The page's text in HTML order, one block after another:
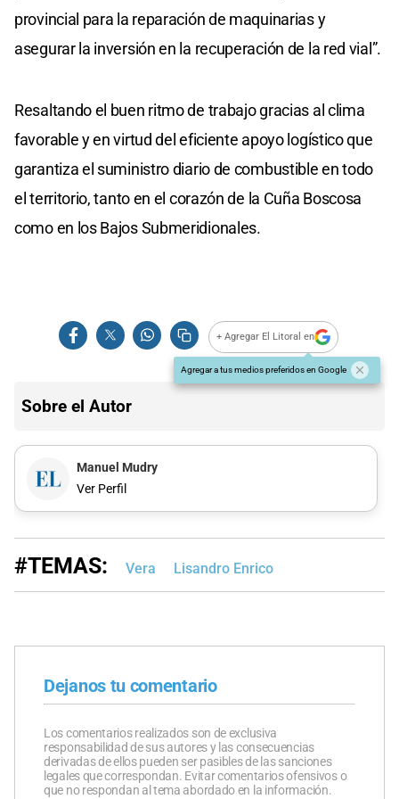
provincial para la reparación de maquinarias y
asegurar la inversión en la recuperación de la red vial”.
Resaltando el buen ritmo de trabajo gracias al clima
favorable y en virtud del eficiente apoyo logístico que
garantiza el suministro diario de combustible en todo
el territorio, tanto en el corazón de la Cuña Boscosa
como en los Bajos Submeridionales.
+ Agregar El Litoral en
Agregar a tus medios preferidos en Google
Sobre el Autor
Manuel Mudry
Ver Perfil
#TEMAS: Vera Lisandro Enrico
Dejanos tu comentario
Los comentarios realizados son de exclusiva
responsabilidad de sus autores y las consecuencias
derivadas de ellos pueden ser pasibles de las sanciones
legales que correspondan. Evitar comentarios ofensivos o
que no respondan al tema abordado en la información.